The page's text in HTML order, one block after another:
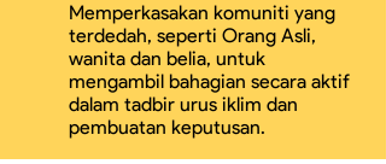
Memperkasakan komuniti yang
terdedah, seperti Orang Asli,
wanita dan belia, untuk
mengambil bahagian secara aktif
dalam tadbir urus iklim dan
pembuatan keputusan.